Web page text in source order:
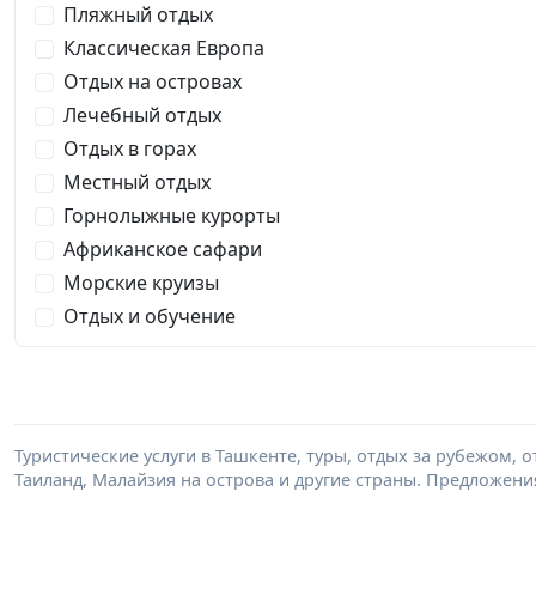
Пляжный отдых
Классическая Европа
Отдых на островах
Лечебный отдых
Отдых в горах
Местный отдых
Горнолыжные курорты
Африканское сафари
Морские круизы
Отдых и обучение
Туристические услуги в Ташкенте, туры, отдых за
Таиланд, Малайзия на острова и другие страны.